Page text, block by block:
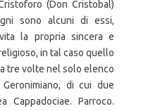
(Don Cristobal)
sono alcuni di essi,
la propria sincera e
in tal caso quello
tre volte nel solo elenco
di cui due
Cappadociae. Parroco.